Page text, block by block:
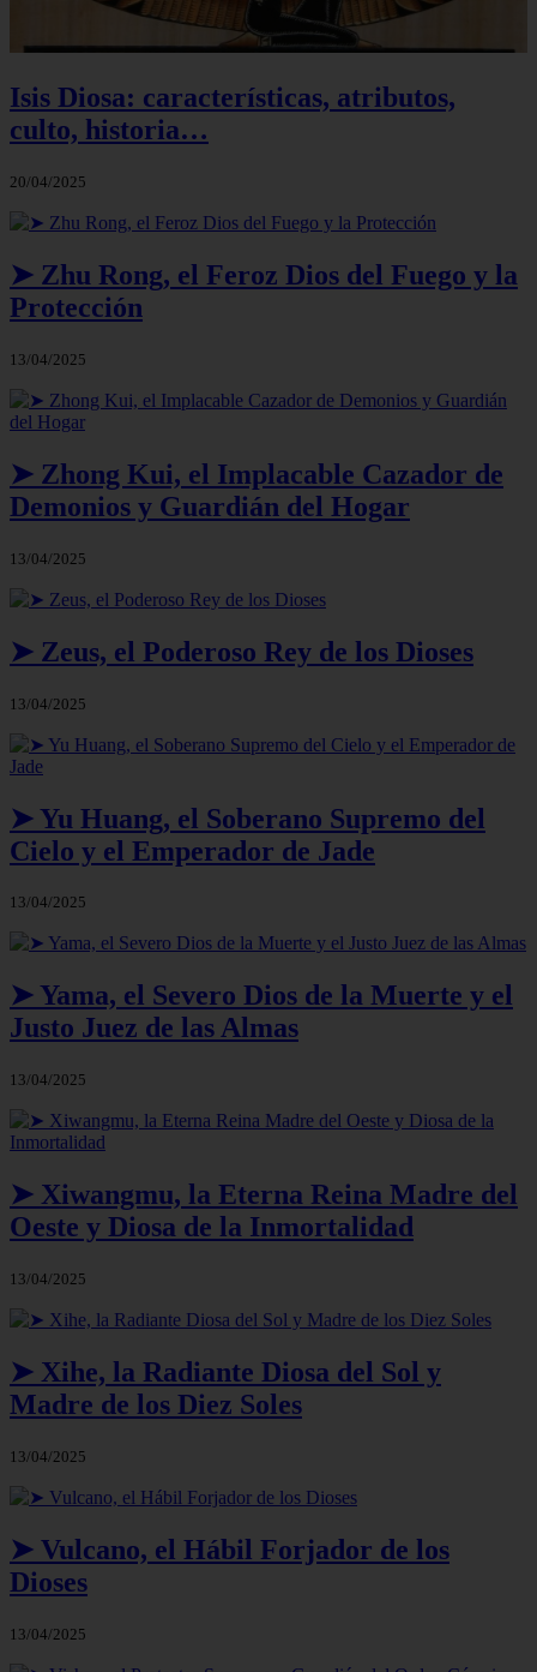
Isis Diosa: características, atributos,
culto, historia…
20/04/2025
➤ Zhu Rong, el Feroz Dios del Fuego y la
Protección
13/04/2025
➤ Zhong Kui, el Implacable Cazador de
Demonios y Guardián del Hogar
13/04/2025
➤ Zeus, el Poderoso Rey de los Dioses
13/04/2025
➤ Yu Huang, el Soberano Supremo del
Cielo y el Emperador de Jade
13/04/2025
➤ Yama, el Severo Dios de la Muerte y el
Justo Juez de las Almas
13/04/2025
➤ Xiwangmu, la Eterna Reina Madre del
Oeste y Diosa de la Inmortalidad
13/04/2025
➤ Xihe, la Radiante Diosa del Sol y
Madre de los Diez Soles
13/04/2025
➤ Vulcano, el Hábil Forjador de los
Dioses
13/04/2025